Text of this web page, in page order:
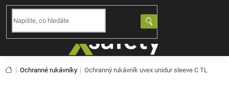
Přejít
obsah
Domů
Ochranné rukávníky Ochranný rukávník uvex unidur sleeve C TL